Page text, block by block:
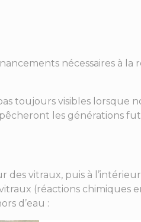
nécessaires à la
toujours visibles lorsque
les générations
vitraux, puis à
(réactions chimiques
d’eau :